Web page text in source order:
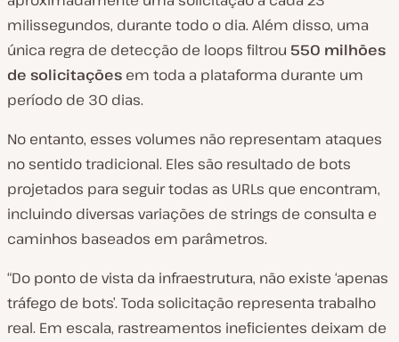
milissegundos, durante todo o dia. Além disso, uma
única regra de detecção de loops filtrou 550 milhões
de solicitações em toda a plataforma durante um
período de 30 dias.
No entanto, esses volumes não representam ataques
no sentido tradicional. Eles são resultado de bots
projetados para seguir todas as URLs que encontram,
incluindo diversas variações de strings de consulta e
caminhos baseados em parâmetros.
“Do ponto de vista da infraestrutura, não existe ‘apenas
tráfego de bots’. Toda solicitação representa trabalho
real. Em escala, rastreamentos ineficientes deixam de